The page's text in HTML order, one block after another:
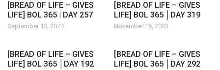
[BREAD OF LIFE – GIVES
LIFE] BOL 365 | DAY 257
September 13, 2024
[BREAD OF LIFE – GIVES
LIFE] BOL 365 │DAY 319
November 15, 2023
[BREAD OF LIFE – GIVES
LIFE] BOL 365 │DAY 192
[BREAD OF LIFE – GIVES
LIFE] BOL 365 │DAY 292